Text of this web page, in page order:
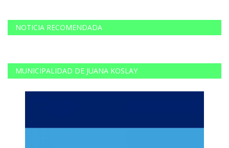
NOTICIA RECOMENDADA
MUNICIPALIDAD DE JUANA KOSLAY